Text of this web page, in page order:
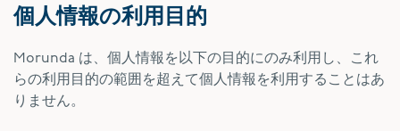
個人情報の利用目的
Morunda は、個人情報を以下の目的にのみ利用し、これ
らの利用目的の範囲を超えて個人情報を利用することはあ
りません。